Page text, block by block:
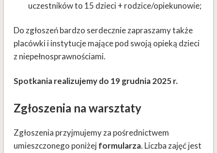
uczestników to 15 dzieci + rodzice/opiekunowie;
Do zgłoszeń bardzo serdecznie zapraszamy także
placówki i instytucje mające pod swoją opieką dzieci
z niepełnosprawnościami.
Spotkania realizujemy do 19 grudnia 2025 r.
Zgłoszenia na warsztaty
Zgłoszenia przyjmujemy za pośrednictwem
umieszczonego poniżejformularza. Liczba zajęć jest